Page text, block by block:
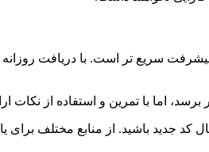
سریع‌ تر است. با دریافت روزانه
اما با تمرین و استفاده از نکات
جدید باشید. از منابع مختلف برای